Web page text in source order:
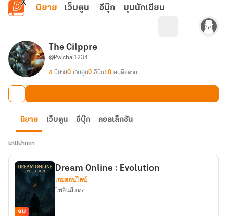
ข้ามไปยังเนื้อหาหลัก
นิยาย เว็บตูน อีบุ๊ก มุมนักเขียน
The Cilppre
@Pwichai1234
4 นิยาย0 เว็บตูน0 อีบุ๊ก10 คนติดตาม
นิยาย เว็บตูน อีบุ๊ก คอลเล็กชัน
นามปากกา
จบ
Dream Online : Evolution
เกมออนไลน์
ไพลินสีแดง